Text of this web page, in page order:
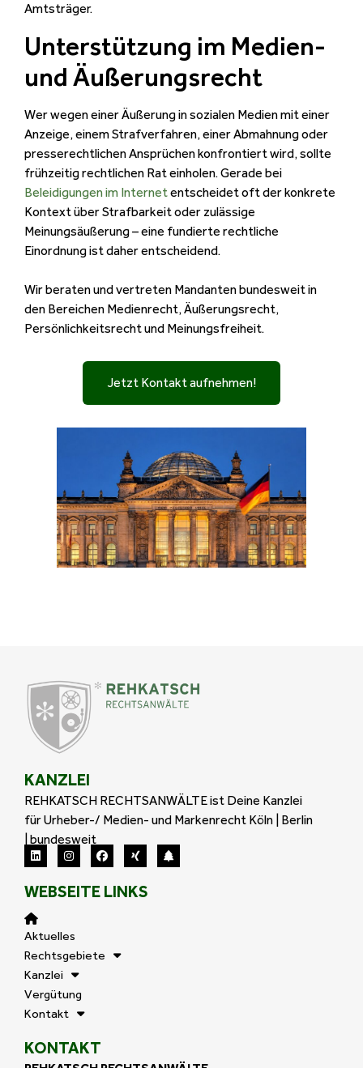
Amtsträger.
Unterstützung im Medien-
und Äußerungsrecht
Wer wegen einer Äußerung in sozialen Medien mit einer
Anzeige, einem Strafverfahren, einer Abmahnung oder
presserechtlichen Ansprüchen konfrontiert wird, sollte
frühzeitig rechtlichen Rat einholen. Gerade bei
Beleidigungen im Internetentscheidet oft der konkrete
Kontext über Strafbarkeit oder zulässige
Meinungsäußerung – eine fundierte rechtliche
Einordnung ist daher entscheidend.
Wir beraten und vertreten Mandanten bundesweit in
den Bereichen Medienrecht, Äußerungsrecht,
Persönlichkeitsrecht und Meinungsfreiheit.
Jetzt Kontakt aufnehmen!
KANZLEI
REHKATSCH RECHTSANWÄLTE ist Deine Kanzlei
für Urheber-/ Medien- und Markenrecht Köln | Berlin
| bundesweit
WEBSEITE LINKS
Aktuelles
Rechtsgebiete
Kanzlei
Vergütung
Kontakt
KONTAKT